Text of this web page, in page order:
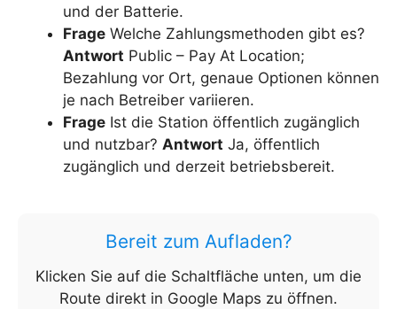
und der Batterie.
Frage Welche Zahlungsmethoden gibt es?
Antwort Public – Pay At Location;
Bezahlung vor Ort, genaue Optionen können
je nach Betreiber variieren.
Frage Ist die Station öffentlich zugänglich
und nutzbar? Antwort Ja, öffentlich
zugänglich und derzeit betriebsbereit.
Bereit zum Aufladen?
Klicken Sie auf die Schaltfläche unten, um die
Route direkt in Google Maps zu öffnen.